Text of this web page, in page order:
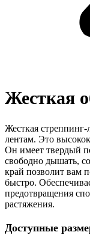
Жесткая
Жесткая
лентам. Это
Он имеет твердый
свободно дышать,
край позволит вам
быстро.
предотвращения
растяжения.
Доступные